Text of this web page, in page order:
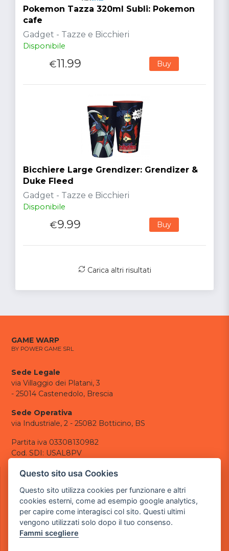
Pokemon Tazza 320ml Subli: Pokemon
cafe
Gadget - Tazze e Bicchieri
Disponibile
€11.99 Buy
Bicchiere Large Grendizer: Grendizer &
Duke Fleed
Gadget - Tazze e Bicchieri
Disponibile
€9.99 Buy
Carica altri risultati
GAME WARP
BY POWER GAME SRL
Sede Legale
via Villaggio dei Platani, 3
- 25014 Castenedolo, Brescia
Sede Operativa
via Industriale, 2 - 25082 Botticino, BS
Partita iva 03308130982
Cod. SDI: USAL8PV
CONTATTI
tel.: +39 030 376 2377
tel.: +39 030 336 6259
pec:powergamesrl@legalmail.it
LINK UTILI
Questo sito usa Cookies
Questo sito utilizza cookies per funzionare e altri
cookies esterni, come ad esempio google analytics,
per capire come interagisci col sito. Questi ultimi
vengono utilizzati solo dopo il tuo consenso.
Fammi scegliere